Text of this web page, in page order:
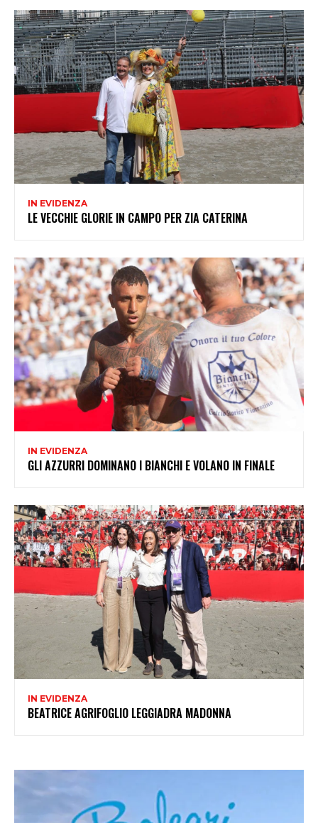
IN EVIDENZA
LE VECCHIE GLORIE IN CAMPO PER ZIA CATERINA
IN EVIDENZA
GLI AZZURRI DOMINANO I BIANCHI E VOLANO IN FINALE
IN EVIDENZA
BEATRICE AGRIFOGLIO LEGGIADRA MADONNA